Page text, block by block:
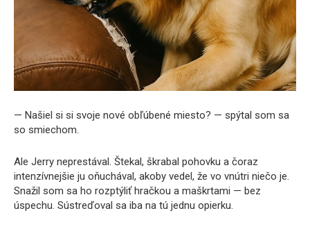
— Našiel si si svoje nové obľúbené miesto? — spýtal som sa
so smiechom.
Ale Jerry neprestával. Štekal, škrabal pohovku a čoraz
intenzívnejšie ju oňuchával, akoby vedel, že vo vnútri niečo je.
Snažil som sa ho rozptýliť hračkou a maškrtami — bez
úspechu. Sústreďoval sa iba na tú jednu opierku.